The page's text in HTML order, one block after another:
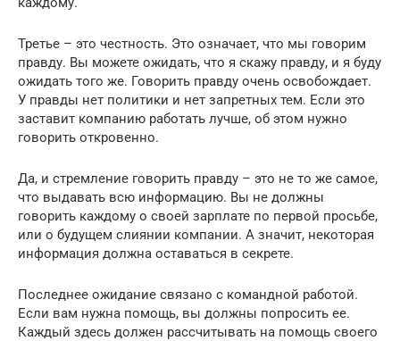
Третье – это честность. Это означает, что мы говорим
правду. Вы можете ожидать, что я скажу правду, и я буду
ожидать того же. Говорить правду очень освобождает.
У правды нет политики и нет запретных тем. Если это
заставит компанию работать лучше, об этом нужно
говорить откровенно.
Да, и стремление говорить правду – это не то же самое,
что выдавать всю информацию. Вы не должны
говорить каждому о своей зарплате по первой просьбе,
или о будущем слиянии компании. А значит, некоторая
информация должна оставаться в секрете.
Последнее ожидание связано с командной работой.
Если вам нужна помощь, вы должны попросить ее.
Каждый здесь должен рассчитывать на помощь своего